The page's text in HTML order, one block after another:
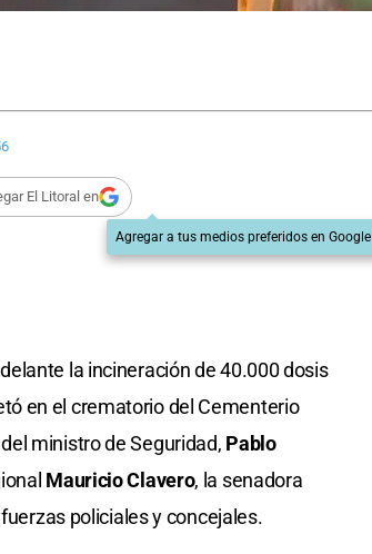
El Litoral en
Agregar a tus medios preferidos en Google
la incineración de 40.000 dosis
en el crematorio del Cementerio
ministro de Seguridad, Pablo
Mauricio Clavero, la senadora
policiales y concejales.